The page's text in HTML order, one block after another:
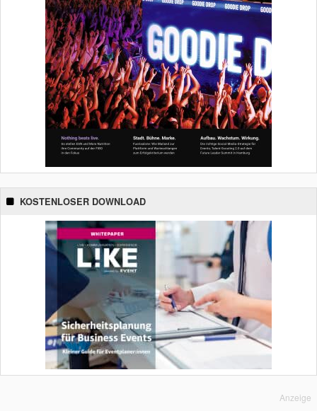
KOSTENLOSER DOWNLOAD
Anzeige